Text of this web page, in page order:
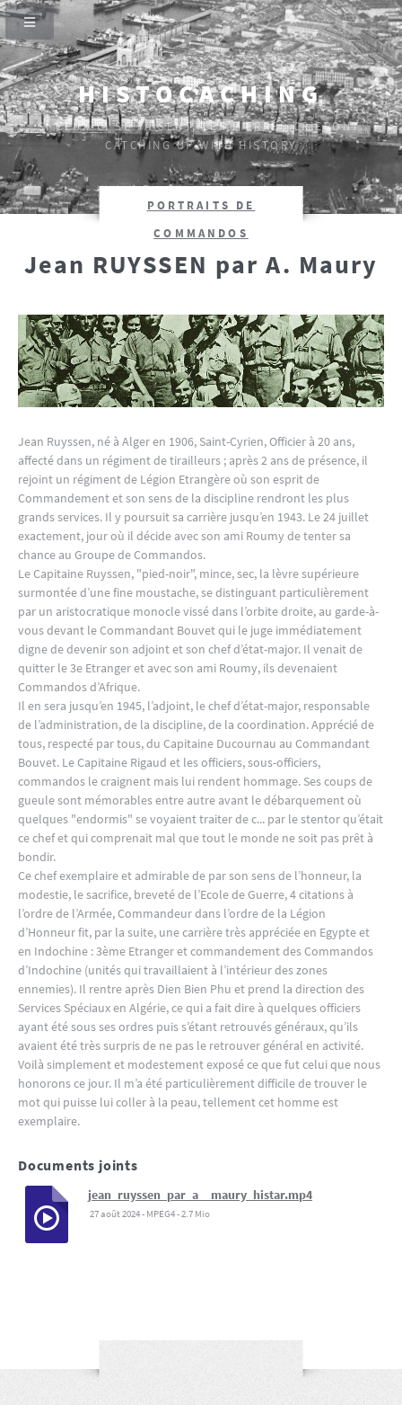
HISTOCACHING
SI CEUX-CI SE TAISENT, LES PIERRES CRIERONT.
CATCHING UP WITH HISTORY
PORTRAITS DE
COMMANDOS
Jean RUYSSEN par A. Maury
Jean Ruyssen, né à Alger en 1906, Saint-Cyrien, Officier à 20 ans,
affecté dans un régiment de tirailleurs ; après 2 ans de présence, il
rejoint un régiment de Légion Etrangère où son esprit de
Commandement et son sens de la discipline rendront les plus
grands services. Il y poursuit sa carrière jusqu’en 1943. Le 24 juillet
exactement, jour où il décide avec son ami Roumy de tenter sa
chance au Groupe de Commandos.
Le Capitaine Ruyssen, "pied-noir", mince, sec, la lèvre supérieure
surmontée d’une fine moustache, se distinguant particulièrement
par un aristocratique monocle vissé dans l’orbite droite, au garde-à-
vous devant le Commandant Bouvet qui le juge immédiatement
digne de devenir son adjoint et son chef d’état-major. Il venait de
quitter le 3e Etranger et avec son ami Roumy, ils devenaient
Commandos d’Afrique.
Il en sera jusqu’en 1945, l’adjoint, le chef d’état-major, responsable
de l’administration, de la discipline, de la coordination. Apprécié de
tous, respecté par tous, du Capitaine Ducournau au Commandant
Bouvet. Le Capitaine Rigaud et les officiers, sous-officiers,
commandos le craignent mais lui rendent hommage. Ses coups de
gueule sont mémorables entre autre avant le débarquement où
quelques "endormis" se voyaient traiter de c... par le stentor qu’était
ce chef et qui comprenait mal que tout le monde ne soit pas prêt à
bondir.
Ce chef exemplaire et admirable de par son sens de l’honneur, la
modestie, le sacrifice, breveté de l’Ecole de Guerre, 4 citations à
l’ordre de l’Armée, Commandeur dans l’ordre de la Légion
d’Honneur fit, par la suite, une carrière très appréciée en Egypte et
en Indochine : 3ème Etranger et commandement des Commandos
d’Indochine (unités qui travaillaient à l’intérieur des zones
ennemies). Il rentre après Dien Bien Phu et prend la direction des
Services Spéciaux en Algérie, ce qui a fait dire à quelques officiers
ayant été sous ses ordres puis s’étant retrouvés généraux, qu’ils
avaient été très surpris de ne pas le retrouver général en activité.
Voilà simplement et modestement exposé ce que fut celui que nous
honorons ce jour. Il m’a été particulièrement difficile de trouver le
mot qui puisse lui coller à la peau, tellement cet homme est
exemplaire.
Documents joints
jean_ruyssen_par_a__maury_histar.mp4
27 août 2024- MPEG4-2.7 Mio